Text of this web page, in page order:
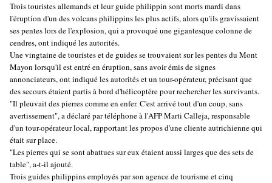
Trois touristes allemands et leur guide philippin sont morts mardi dans
l'éruption d'un des volcans philippins les plus actifs, alors qu'ils gravissaient
ses pentes lors de l'explosion, qui a provoqué une gigantesque colonne de
cendres, ont indiqué les autorités.
Une vingtaine de touristes et de guides se trouvaient sur les pentes du Mont
Mayon lorsqu'il est entré en éruption, sans avoir émis de signes
annonciateurs, ont indiqué les autorités et un tour-opérateur, précisant que
des secours étaient partis à bord d'hélicoptère pour rechercher les survivants.
"Il pleuvait des pierres comme en enfer. C'est arrivé tout d'un coup, sans
avertissement", a déclaré par téléphone à l'AFP Marti Calleja, responsable
d'un tour-opérateur local, rapportant les propos d'une cliente autrichienne qui
était sur place.
"Les pierres qui se sont abattues sur eux étaient aussi larges que des sets de
table", a-t-il ajouté.
Trois guides philippins employés par son agence de tourisme et cinq